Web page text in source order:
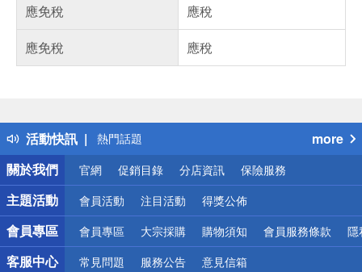
應免稅
應稅
應免稅
應稅
活動快訊
得獎公告
熱門話題
銀行優惠
偏遠地區配送
詐騙網頁！請小心！
more
關於我們
官網 促銷目錄 分店資訊 保險服務
主題活動 會員活動 注目活動 得獎公佈
會員專區 會員專區 大宗採購 購物須知 會員服務條款 隱
客服中心 常見問題 服務公告 意見信箱